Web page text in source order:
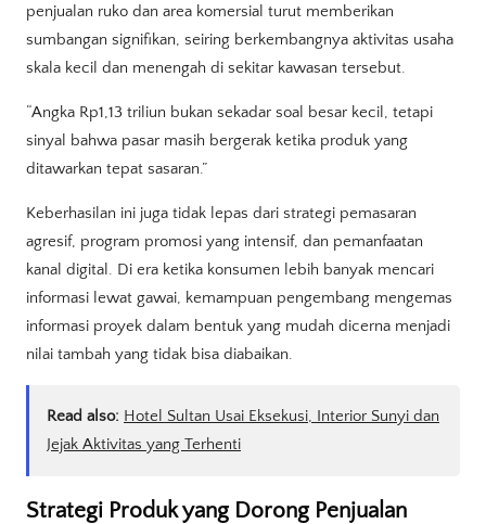
penjualan ruko dan area komersial turut memberikan
sumbangan signifikan, seiring berkembangnya aktivitas usaha
skala kecil dan menengah di sekitar kawasan tersebut.
“Angka Rp1,13 triliun bukan sekadar soal besar kecil, tetapi
sinyal bahwa pasar masih bergerak ketika produk yang
ditawarkan tepat sasaran.”
Keberhasilan ini juga tidak lepas dari strategi pemasaran
agresif, program promosi yang intensif, dan pemanfaatan
kanal digital. Di era ketika konsumen lebih banyak mencari
informasi lewat gawai, kemampuan pengembang mengemas
informasi proyek dalam bentuk yang mudah dicerna menjadi
nilai tambah yang tidak bisa diabaikan.
Read also: Hotel Sultan Usai Eksekusi, Interior Sunyi dan
Jejak Aktivitas yang Terhenti
Strategi Produk yang Dorong Penjualan